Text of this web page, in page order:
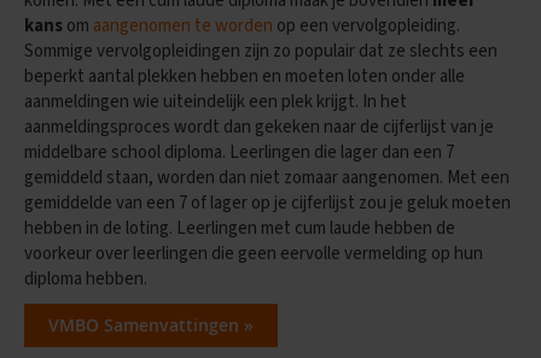
B
o
l
o
g
i
e
E
x
a
m
e
n
t
kansom aangenomen te worden op een vervolgopleiding.
Sommige vervolgopleidingen zijn zo populair dat ze slechts een
beperkt aantal plekken hebben en moeten loten onder alle
aanmeldingen wie uiteindelijk een plek krijgt. In het
aanmeldingsproces wordt dan gekeken naar de cijferlijst van je
middelbare school diploma. Leerlingen die lager dan een 7
gemiddeld staan, worden dan niet zomaar aangenomen. Met een
gemiddelde van een 7 of lager op je cijferlijst zou je geluk moeten
hebben in de loting. Leerlingen met cum laude hebben de
voorkeur over leerlingen die geen eervolle vermelding op hun
diploma hebben.
VMBO Samenvattingen »